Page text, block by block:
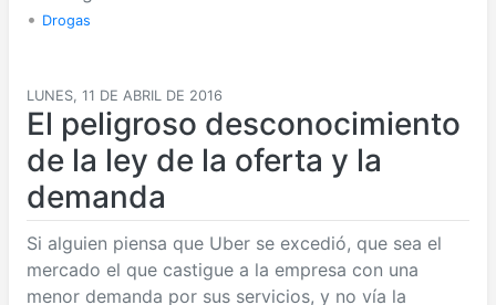
• Drogas
LUNES, 11 DE ABRIL DE 2016
El peligroso desconocimiento
de la ley de la oferta y la
demanda
Si alguien piensa que Uber se excedió, que sea el
mercado el que castigue a la empresa con una
menor demanda por sus servicios, y no vía la